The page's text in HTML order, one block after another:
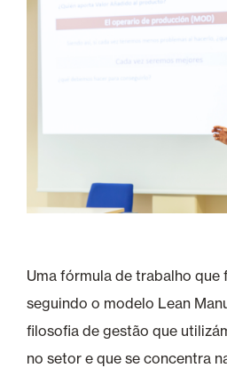
Uma fórmula de trabalho que
seguindo o modelo Lean
filosofia de gestão que
no setor e que se concentra